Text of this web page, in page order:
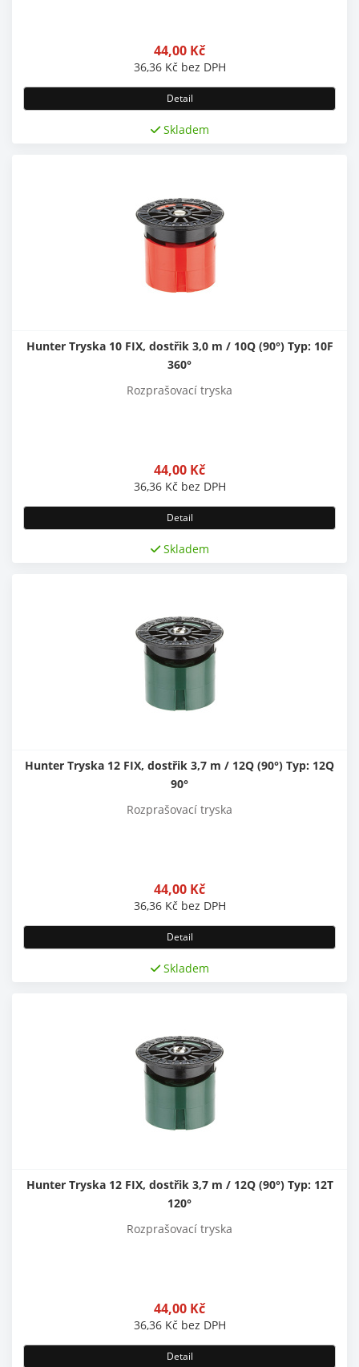
44,00 Kč
36,36 Kč bez DPH
Detail
Skladem
Hunter Tryska 10 FIX, dostřik 3,0 m / 10Q (90°) Typ: 10F
360°
Rozprašovací tryska
44,00 Kč
36,36 Kč bez DPH
Detail
Skladem
Hunter Tryska 12 FIX, dostřik 3,7 m / 12Q (90°) Typ: 12Q
90°
Rozprašovací tryska
44,00 Kč
36,36 Kč bez DPH
Detail
Skladem
Hunter Tryska 12 FIX, dostřik 3,7 m / 12Q (90°) Typ: 12T
120°
Rozprašovací tryska
44,00 Kč
36,36 Kč bez DPH
Detail